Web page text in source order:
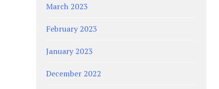
March 2023
February 2023
January 2023
December 2022